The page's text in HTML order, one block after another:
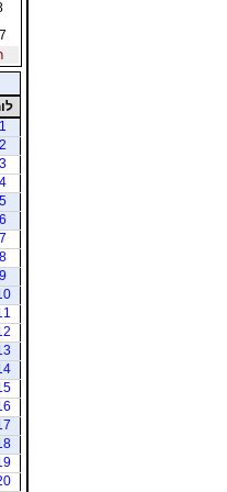
1
2
3
4
5
6
7
8
9